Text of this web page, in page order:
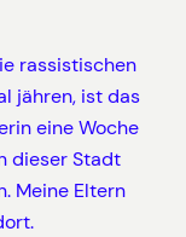
rassistischen
jähren, ist das
eine Woche
dieser Stadt
Meine Eltern